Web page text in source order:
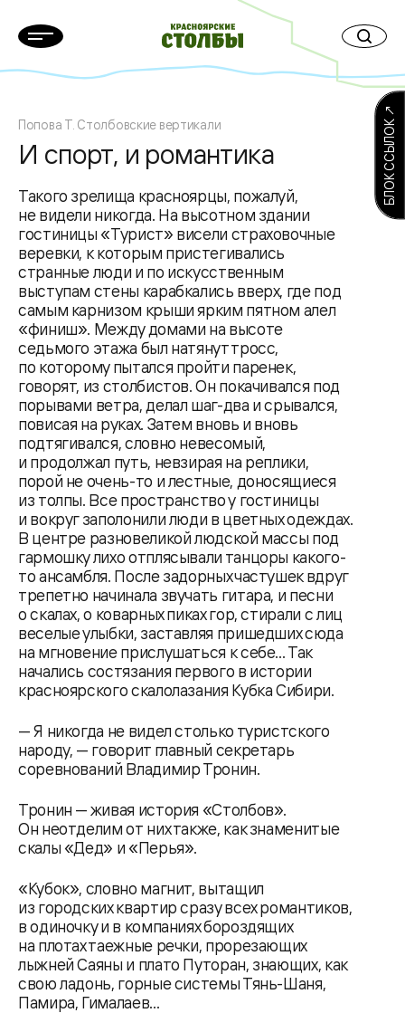
Попова Т. Столбовские вертикали
И спорт, и романтика
Такого зрелища красноярцы, пожалуй,
не видели никогда. На высотном здании
гостиницы «Турист» висели страховочные
веревки, к которым пристегивались
странные люди и по искусственным
выступам стены карабкались вверх, где под
самым карнизом крыши ярким пятном алел
«финиш». Между домами на высоте
седьмого этажа был натянут тросс,
по которому пытался пройти паренек,
говорят, из столбистов. Он покачивался под
порывами ветра, делал шаг-два и срывался,
повисая на руках. Затем вновь и вновь
подтягивался, словно невесомый,
и продолжал путь, невзирая на реплики,
порой не очень-то и лестные, доносящиеся
из толпы. Все пространство у гостиницы
и вокруг заполонили люди в цветных одеждах.
В центре разновеликой людской массы под
гармошку лихо отплясывали танцоры какого-
то ансамбля. После задорных частушек вдруг
трепетно начинала звучать гитара, и песни
о скалах, о коварных пиках гор, стирали с лиц
веселые улыбки, заставляя пришедших сюда
на мгновение прислушаться к себе... Так
начались состязания первого в истории
красноярского скалолазания Кубка Сибири.
— Я никогда не видел столько туристского
народу, — говорит главный секретарь
соревнований Владимир Тронин.
Тронин — живая история «Столбов».
Он неотделим от них также, как знаменитые
скалы «Дед» и «Перья».
«Кубок», словно магнит, вытащил
из городских квартир сразу всех романтиков,
в одиночку и в компаниях бороздящих
на плотах таежные речки, прорезающих
лыжней Саяны и плато Путоран, знающих, как
свою ладонь, горные системы Тянь-Шаня,
Памира, Гималаев...
БЛОК ССЫЛОК ↗